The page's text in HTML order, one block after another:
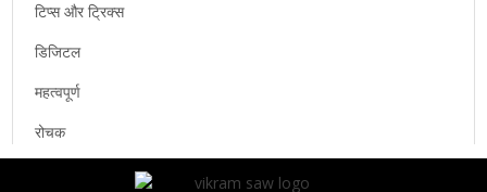
टिप्स और ट्रिक्स
डिजिटल
महत्वपूर्ण
रोचक